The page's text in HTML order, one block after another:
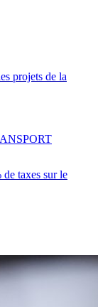
projets de la
taxes sur le